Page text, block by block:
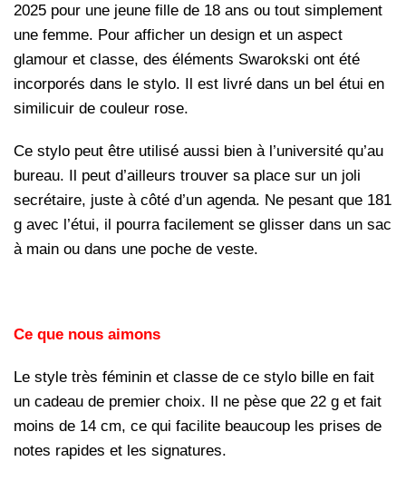
2025 pour une jeune fille de 18 ans ou tout simplement
une femme. Pour afficher un design et un aspect
glamour et classe, des éléments Swarokski ont été
incorporés dans le stylo. Il est livré dans un bel étui en
similicuir de couleur rose.
Ce stylo peut être utilisé aussi bien à l’université qu’au
bureau. Il peut d’ailleurs trouver sa place sur un joli
secrétaire, juste à côté d’un agenda. Ne pesant que 181
g avec l’étui, il pourra facilement se glisser dans un sac
à main ou dans une poche de veste.
Ce que nous aimons
Le style très féminin et classe de ce stylo bille en fait
un cadeau de premier choix. Il ne pèse que 22 g et fait
moins de 14 cm, ce qui facilite beaucoup les prises de
notes rapides et les signatures.